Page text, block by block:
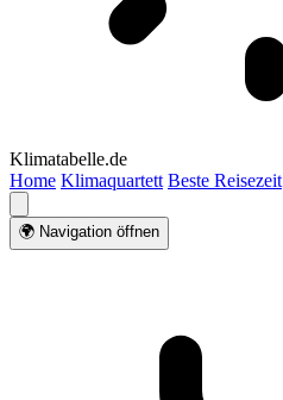
Klimatabelle.de
Home Klimaquartett Beste Reisezeit
🌍 Navigation öffnen